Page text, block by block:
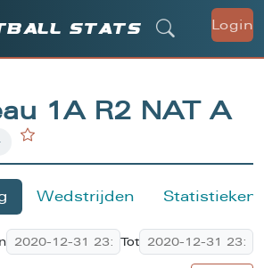
stats Login
1A R2 NAT A
Wedstrijden Statistieken
Tot